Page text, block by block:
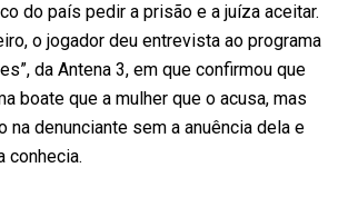
do país pedir a prisão e a juíza aceitar.
o jogador deu entrevista ao programa
da Antena 3, em que confirmou que
boate que a mulher que o acusa, mas
na denunciante sem a anuência dela e
conhecia.